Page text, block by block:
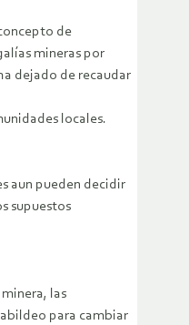
de
mineras por
dejado de recaudar
locales.
aun pueden decidir
supuestos
las
para cambiar